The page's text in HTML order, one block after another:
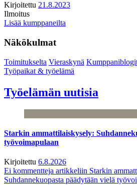
Kirjoitettu 21.8.2023
Ilmoitus
Lisää kumppaneilta
Näkökulmat
Toimitukselta Vieraskynä
Työpaikat & työelämä
Työelämän uutisia
Starkin ammattilaiskysely:
työvoimapulaan
Kirjoitettu 6.8.2026
Ei kommentteja artikkeliin Starkin
Suhdannekuopasta päädytään vielä